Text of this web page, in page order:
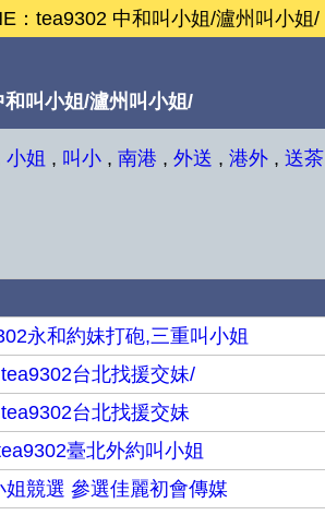
：tea9302 中和叫小姐/瀘州叫小姐/
叫小姐/瀘州叫小姐/
小姐 , 叫小 , 南港 , 外送 , 港外 , 送茶
永和約妹打砲,三重叫小姐
台北找援交妹/
台北找援交妹
臺北外約叫小姐
姐競選 參選佳麗初會傳媒